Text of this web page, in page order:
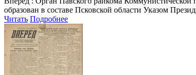
образован в составе Псковской области Указом
Читать Подробнее